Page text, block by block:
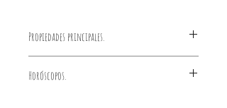
Propiedades principales.
- Purifica.
Horóscopos.